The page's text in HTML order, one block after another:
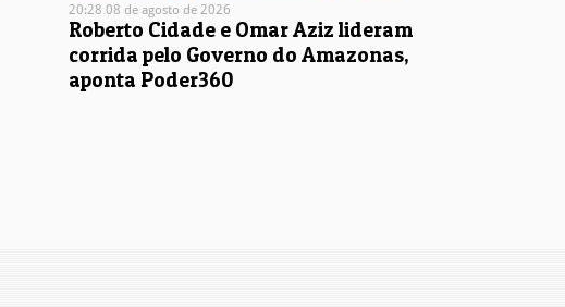
20:28 08 de agosto de 2026
Roberto Cidade e Omar Aziz lideram
corrida pelo Governo do Amazonas,
aponta Poder360